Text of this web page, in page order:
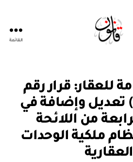
القائمة
للعقار: قرار رقم
(٤٦٠٠٠٠٣٩٦٧) تعديل وإضافة في
من اللائحة
ملكية الوحدات
العقارية
بو
ا
س